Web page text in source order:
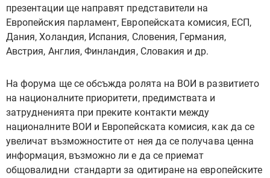
презентации ще направят представители на
Европейския парламент, Европейската комисия, ЕСП,
Дания, Холандия, Испания, Словения, Германия,
Австрия, Англия, Финландия, Словакия и др.
На форума ще се обсъжда ролята на ВОИ в развитието
на националните приоритети, предимствата и
затрудненията при преките контакти между
националните ВОИ и Европейската комисия, как да се
увеличат възможностите от нея да се получава ценна
информация, възможно ли е да се приемат
общовалидни стандарти за одитиране на европейските